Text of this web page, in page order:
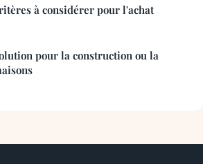
à considérer pour l'achat
pour la construction ou la